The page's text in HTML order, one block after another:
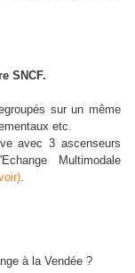
SNCF.
sur un même
etc.
avec 3 ascenseurs
Multimodale
).
à la Vendée ?